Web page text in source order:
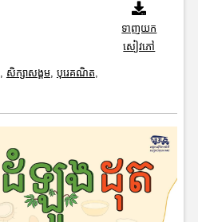
សិក្សាសង្គម, បុរេគណិត
ទាញយក
សៀវភៅ